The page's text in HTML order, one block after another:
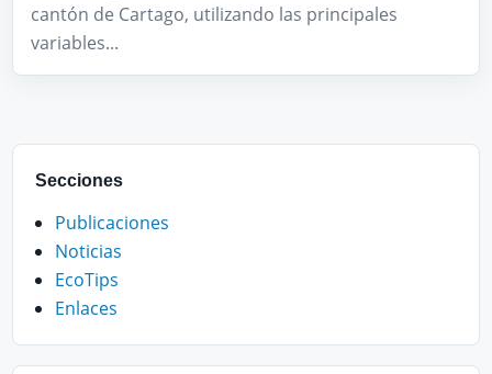
cantón de Cartago, utilizando las principales
variables...
Secciones
Publicaciones
Noticias
EcoTips
Enlaces